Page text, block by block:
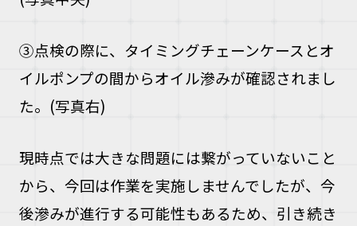
③点検の際に、タイミングチェーンケースとオ
イルポンプの間からオイル滲みが確認されまし
た。(写真右)
現時点では大きな問題には繋がっていないこと
から、今回は作業を実施しませんでしたが、今
後滲みが進行する可能性もあるため、引き続き